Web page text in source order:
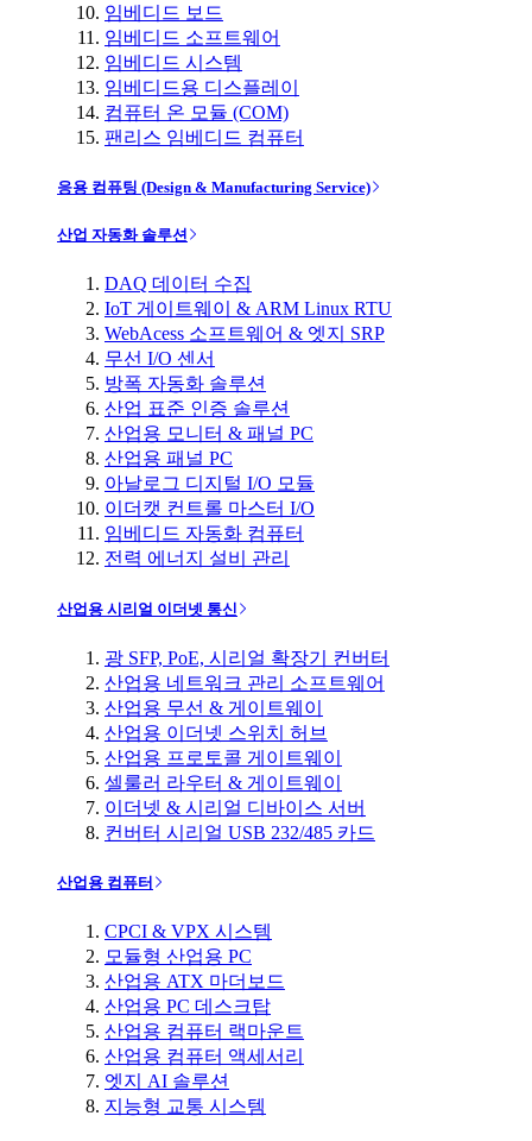
임베디드 보드
임베디드 소프트웨어
임베디드 시스템
임베디드용 디스플레이
컴퓨터 온 모듈 (COM)
팬리스 임베디드 컴퓨터
응용 컴퓨팅 (Design & Manufacturing Service)
산업 자동화 솔루션
DAQ 데이터 수집
IoT 게이트웨이 & ARM Linux RTU
WebAcess 소프트웨어 & 엣지 SRP
무선 I/O 센서
방폭 자동화 솔루션
산업 표준 인증 솔루션
산업용 모니터 & 패널 PC
산업용 패널 PC
아날로그 디지털 I/O 모듈
이더캣 컨트롤 마스터 I/O
임베디드 자동화 컴퓨터
전력 에너지 설비 관리
산업용 시리얼 이더넷 통신
광 SFP, PoE, 시리얼 확장기 컨버터
산업용 네트워크 관리 소프트웨어
산업용 무선 & 게이트웨이
산업용 이더넷 스위치 허브
산업용 프로토콜 게이트웨이
셀룰러 라우터 & 게이트웨이
이더넷 & 시리얼 디바이스 서버
컨버터 시리얼 USB 232/485 카드
산업용 컴퓨터
CPCI & VPX 시스템
모듈형 산업용 PC
산업용 ATX 마더보드
산업용 PC 데스크탑
산업용 컴퓨터 랙마운트
산업용 컴퓨터 액세서리
엣지 AI 솔루션
지능형 교통 시스템